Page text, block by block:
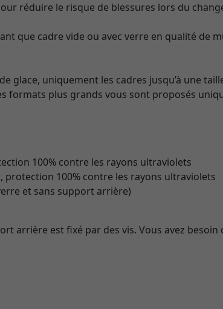
réduire le risque de blessures lors du
que cadre vide ou avec verre en qualité de
glace, uniquement les cadres jusqu’à une
formats plus grands vous sont proposés
100% contre les rayons ultraviolets
protection 100% contre les rayons ultraviolets
et sans support arrière)
arrière est fixé par des vis. Vous avez besoin